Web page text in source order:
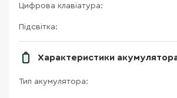
Цифрова клавіатура:
Підсвітка:
Характеристики
Тип акумулятора: